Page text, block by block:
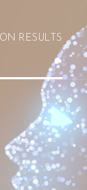
RESULTS